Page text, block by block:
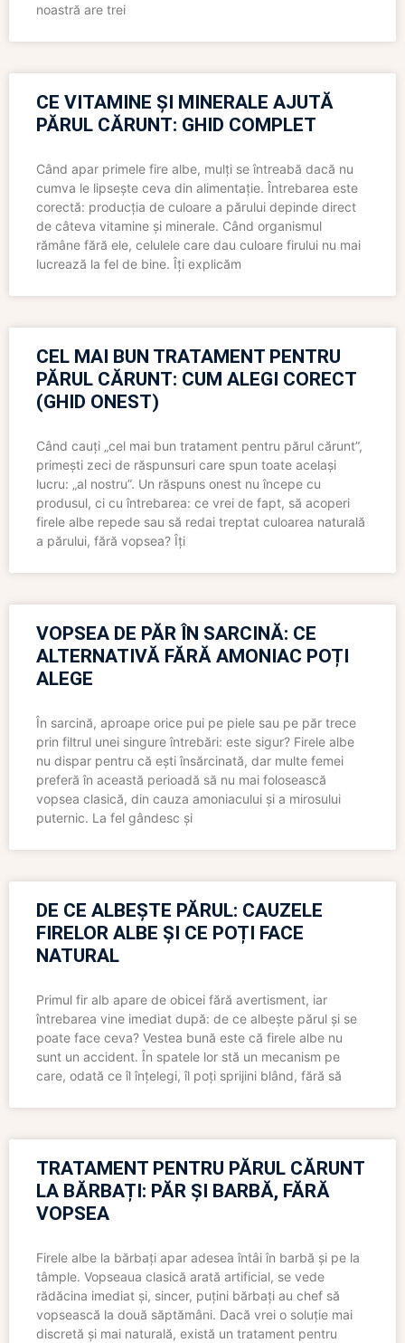
noastră are trei
CE VITAMINE ȘI MINERALE AJUTĂ
PĂRUL CĂRUNT: GHID COMPLET
Când apar primele fire albe, mulți se întreabă dacă nu
cumva le lipsește ceva din alimentație. Întrebarea este
corectă: producția de culoare a părului depinde direct
de câteva vitamine și minerale. Când organismul
rămâne fără ele, celulele care dau culoare firului nu mai
lucrează la fel de bine. Îți explicăm
CEL MAI BUN TRATAMENT PENTRU
PĂRUL CĂRUNT: CUM ALEGI CORECT
(GHID ONEST)
Când cauți „cel mai bun tratament pentru părul cărunt”,
primești zeci de răspunsuri care spun toate același
lucru: „al nostru”. Un răspuns onest nu începe cu
produsul, ci cu întrebarea: ce vrei de fapt, să acoperi
firele albe repede sau să redai treptat culoarea naturală
a părului, fără vopsea? Îți
VOPSEA DE PĂR ÎN SARCINĂ: CE
ALTERNATIVĂ FĂRĂ AMONIAC POȚI
ALEGE
În sarcină, aproape orice pui pe piele sau pe păr trece
prin filtrul unei singure întrebări: este sigur? Firele albe
nu dispar pentru că ești însărcinată, dar multe femei
preferă în această perioadă să nu mai folosească
vopsea clasică, din cauza amoniacului și a mirosului
puternic. La fel gândesc și
DE CE ALBEȘTE PĂRUL: CAUZELE
FIRELOR ALBE ȘI CE POȚI FACE
NATURAL
Primul fir alb apare de obicei fără avertisment, iar
întrebarea vine imediat după: de ce albește părul și se
poate face ceva? Vestea bună este că firele albe nu
sunt un accident. În spatele lor stă un mecanism pe
care, odată ce îl înțelegi, îl poți sprijini blând, fără să
TRATAMENT PENTRU PĂRUL CĂRUNT
LA BĂRBAȚI: PĂR ȘI BARBĂ, FĂRĂ
VOPSEA
Firele albe la bărbați apar adesea întâi în barbă și pe la
tâmple. Vopseaua clasică arată artificial, se vede
rădăcina imediat și, sincer, puțini bărbați au chef să
vopsească la două săptămâni. Dacă vrei o soluție mai
discretă și mai naturală, există un tratament pentru